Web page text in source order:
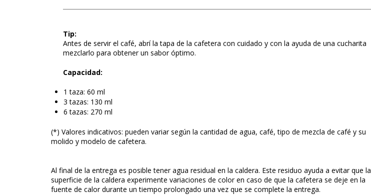
Tip:
Antes de servir el café, abrí la tapa de la cafetera con cuidado y con la ayuda de una cucharita
mezclarlo para obtener un sabor óptimo.
Capacidad:
1 taza: 60 ml
3 tazas: 130 ml
6 tazas: 270 ml
(*) Valores indicativos: pueden variar según la cantidad de agua, café, tipo de mezcla de café y su
molido y modelo de cafetera.
Al final de la entrega es posible tener agua residual en la caldera. Este residuo ayuda a evitar que la
superficie de la caldera experimente variaciones de color en caso de que la cafetera se deje en la
fuente de calor durante un tiempo prolongado una vez que se complete la entrega.